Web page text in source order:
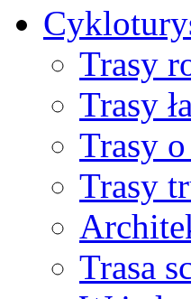
Trasy
Trasy
Trasy
Trasy
Trasa